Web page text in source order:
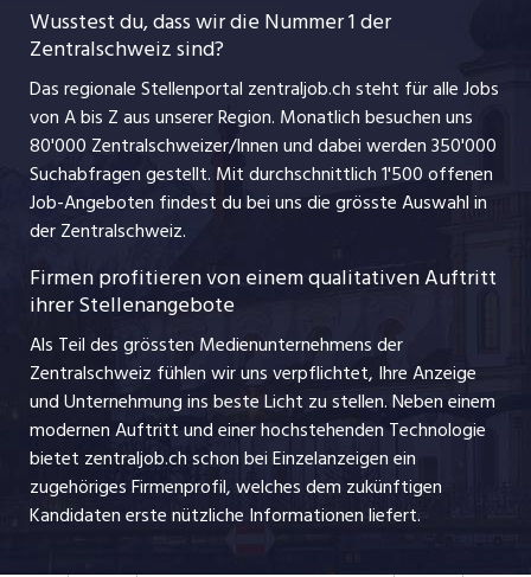
Führungspositionen
Jobline
schaffu.ch (VS)
ajourjob.ch
Wusstest du, dass wir die Nummer 1 der
Zentralschweiz sind?
Das regionale Stellenportal zentraljob.ch steht für alle Jobs
von A bis Z aus unserer Region. Monatlich besuchen uns
80'000 Zentralschweizer/Innen und dabei werden 350'000
Suchabfragen gestellt. Mit durchschnittlich 1'500 offenen
Job-Angeboten findest du bei uns die grösste Auswahl in
der Zentralschweiz.
Firmen profitieren von einem qualitativen Auftritt
ihrer Stellenangebote
Als Teil des grössten Medienunternehmens der
Zentralschweiz fühlen wir uns verpflichtet, Ihre Anzeige
und Unternehmung ins beste Licht zu stellen. Neben einem
modernen Auftritt und einer hochstehenden Technologie
bietet zentraljob.ch schon bei Einzelanzeigen ein
zugehöriges Firmenprofil, welches dem zukünftigen
Kandidaten erste nützliche Informationen liefert.